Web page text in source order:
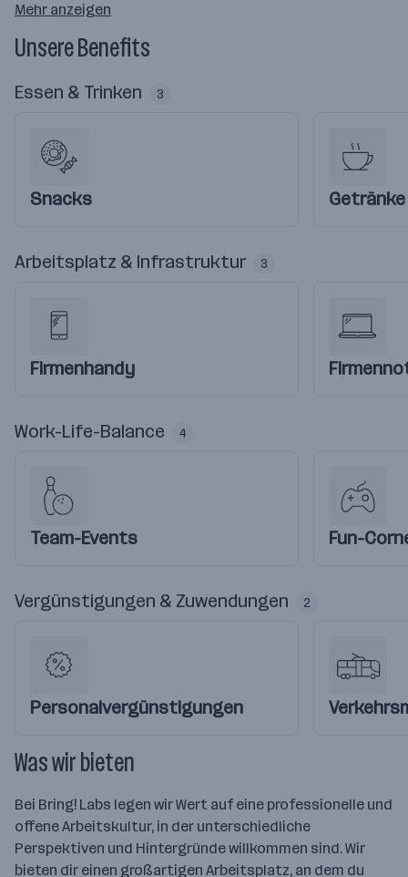
Mehr anzeigen
Unsere Benefits
Essen & Trinken 3
Snacks Getränke
Arbeitsplatz & Infrastruktur 3
Firmenhandy
Work-Life-Balance 4
Team-Events Fun-
Vergünstigungen & Zuwendungen 2
Personalvergünstigungen
Was wir bieten
Bei Bring! Labs legen wir Wert auf eine professionelle und
offene Arbeitskultur, in der unterschiedliche
Perspektiven und Hintergründe willkommen sind. Wir
bieten dir einen großartigen Arbeitsplatz, an dem du